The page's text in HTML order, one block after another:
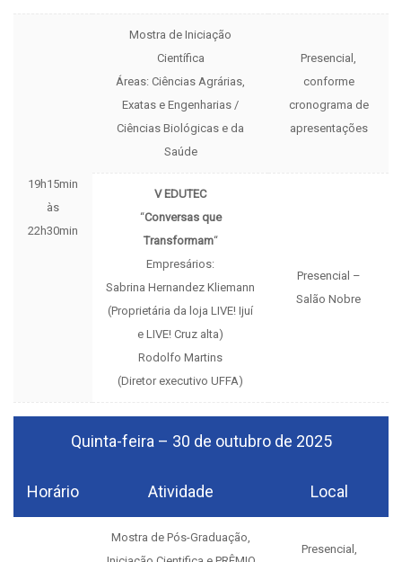
19h15min
às
22h30min
Mostra de Iniciação
Científica
Áreas: Ciências Agrárias,
Exatas e Engenharias /
Ciências Biológicas e da
Saúde
Presencial,
conforme
cronograma de
apresentações
V EDUTEC
“Conversas que
Transformam“
Empresários:
Sabrina Hernandez Kliemann
(Proprietária da loja LIVE! Ijuí
e LIVE! Cruz alta)
Rodolfo Martins
(Diretor executivo UFFA)
Presencial –
Salão Nobre
Quinta-feira – 30 de outubro de 2025
Horário Atividade Local
Mostra de Pós-Graduação,
Presencial,